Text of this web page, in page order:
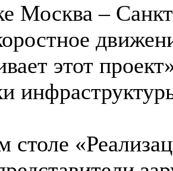
Москва –
этот
столе